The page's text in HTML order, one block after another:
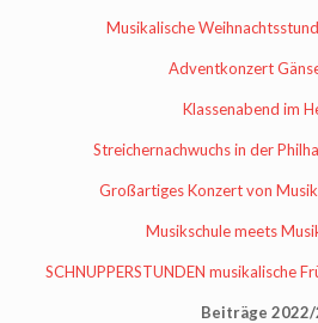
Musikalische
Adventkonzert
Klassenabend im
Streichernachwuchs in der
Großartiges Konzert von
Musikschule meets
SCHNUPPERSTUNDEN musikalische
Beiträge 2022/